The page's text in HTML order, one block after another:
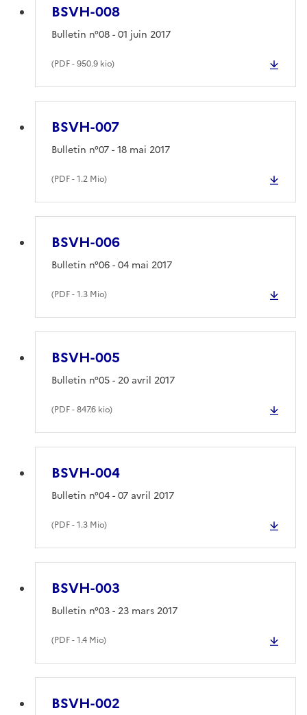
BSVH-008
(PDF- 950.9 kio)
Bulletin n°08 - 01 juin 2017
BSVH-007
(PDF- 1.2 Mio)
Bulletin n°07 - 18 mai 2017
BSVH-006
(PDF- 1.3 Mio)
Bulletin n°06 - 04 mai 2017
BSVH-005
(PDF- 847.6 kio)
Bulletin n°05 - 20 avril 2017
BSVH-004
(PDF- 1.3 Mio)
Bulletin n°04 - 07 avril 2017
BSVH-003
(PDF- 1.4 Mio)
Bulletin n°03 - 23 mars 2017
BSVH-002